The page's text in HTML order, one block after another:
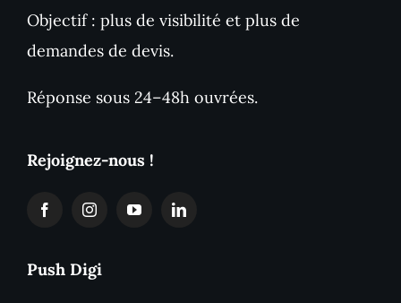
Objectif : plus de visibilité et plus de
demandes de devis.
Réponse sous 24–48h ouvrées.
Rejoignez-nous !
Push Digi